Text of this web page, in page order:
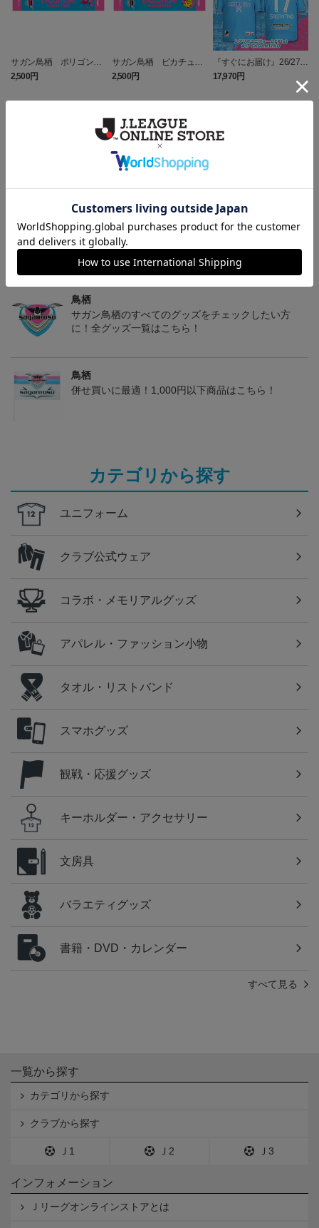
サガン鳥栖 ポリゴンZ
タオルマフラー
2,500円
サガン鳥栖 ピカチュウ
タオルマフラー
2,500円
『すぐにお届け』26/27レ
プリカユニフォームFP1st
No.17 SAGANTINO
17,970円
ユニフォームはこちらをチェック♪
鳥栖
ニューバランスコラボグッズはこちら♪
鳥栖
サガン鳥栖のすべてのグッズをチェックしたい方
に！全グッズ一覧はこちら！
鳥栖
併せ買いに最適！1,000円以下商品はこちら！
カテゴリから探す
ユニフォーム
クラブ公式ウェア
コラボ・メモリアルグッズ
アパレル・ファッション小物
タオル・リストバンド
スマホグッズ
観戦・応援グッズ
キーホルダー・アクセサリー
文房具
バラエティグッズ
書籍・DVD・カレンダー
すべて見る
一覧から探す
カテゴリから探す
クラブから探す
Ｊ1 Ｊ2 Ｊ3
インフォメーション
Ｊリーグオンラインストアとは